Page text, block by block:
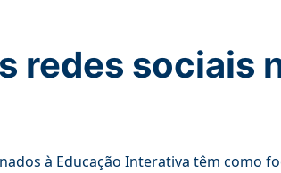
redes sociais
à Educação Interativa têm como